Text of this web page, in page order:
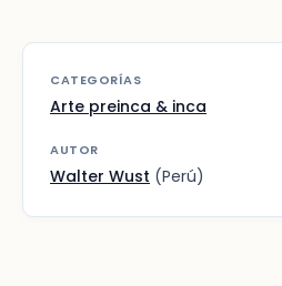
CATEGORÍAS
Arte preinca & inca
AUTOR
Walter Wust (Perú)